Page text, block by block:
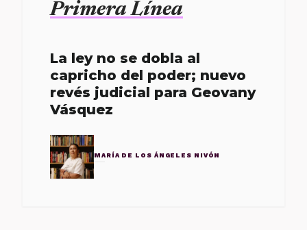
Primera Línea
La ley no se dobla al
capricho del poder; nuevo
revés judicial para Geovany
Vásquez
MARÍA DE LOS ÁNGELES NIVÓN